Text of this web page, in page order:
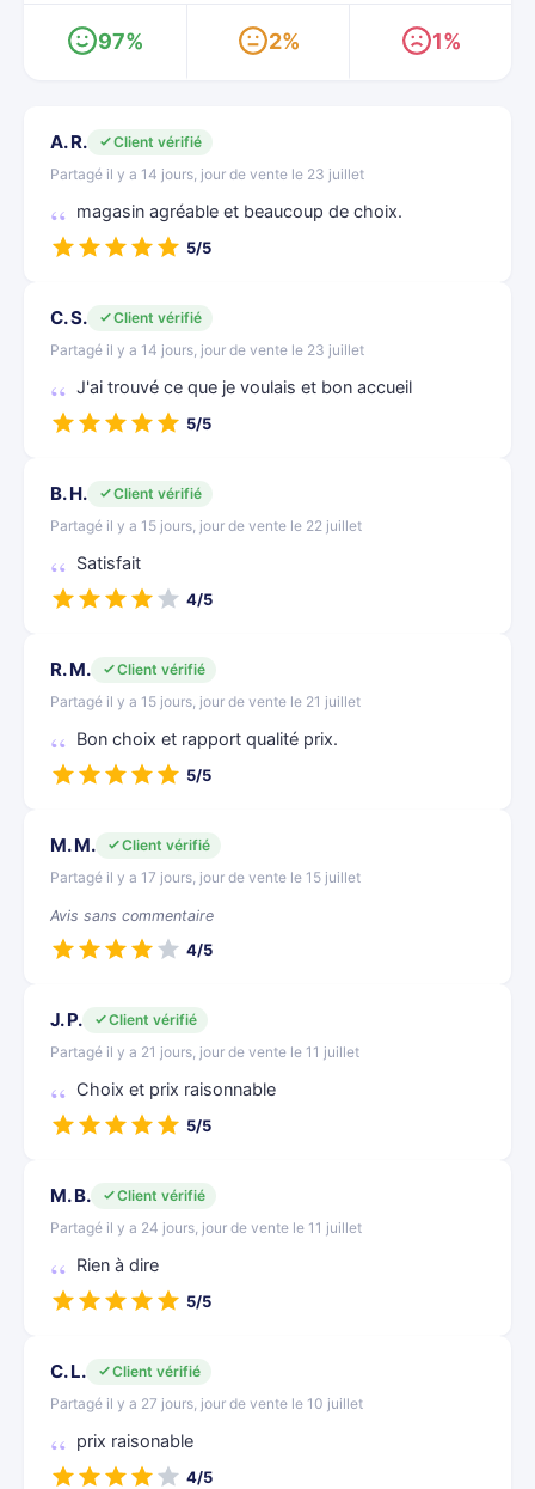
97% 2% 1%
A. R.
Client vérifié
Partagé il y a 14 jours, jour de vente le 23 juillet
magasin agréable et beaucoup de choix.
5/5
C. S.
Client vérifié
Partagé il y a 14 jours, jour de vente le 23 juillet
J'ai trouvé ce que je voulais et bon accueil
5/5
B. H.
Client vérifié
Partagé il y a 15 jours, jour de vente le 22 juillet
Satisfait
4/5
R. M.
Client vérifié
Partagé il y a 15 jours, jour de vente le 21 juillet
Bon choix et rapport qualité prix.
5/5
M. M.
Client vérifié
Partagé il y a 17 jours, jour de vente le 15 juillet
Avis sans commentaire
4/5
J. P.
Client vérifié
Partagé il y a 21 jours, jour de vente le 11 juillet
Choix et prix raisonnable
5/5
M. B.
Client vérifié
Partagé il y a 24 jours, jour de vente le 11 juillet
Rien à dire
5/5
C. L.
Client vérifié
Partagé il y a 27 jours, jour de vente le 10 juillet
prix raisonable
4/5